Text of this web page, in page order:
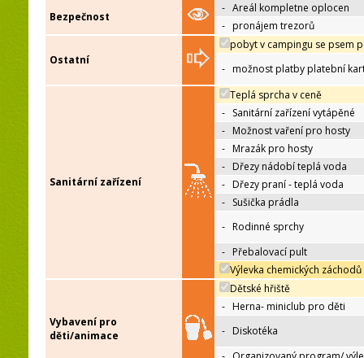
Bezpečnost
- Areál kompletne oplocen
- pronájem trezorů
Ostatní
pobyt v campingu se psem
- možnost platby platební
Sanitární zařízení
Teplá sprcha v ceně
- Sanitární zařízení vytápěné
- Možnost vaření pro hosty
- Mrazák pro hosty
- Dřezy nádobí teplá voda
- Dřezy praní - teplá voda
- Sušička prádla
- Rodinné sprchy
- Přebalovací pult
Výlevka chemických záchodů
Vybavení pro
děti/animace
Dětské hřiště
- Herna- miniclub pro děti
- Diskotéka